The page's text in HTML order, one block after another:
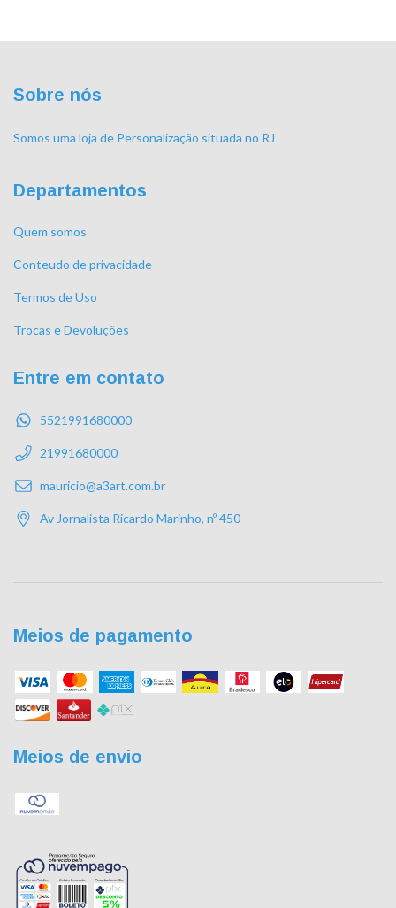
Sobre nós
Somos uma loja de Personalização situada no RJ
Departamentos
Quem somos
Conteudo de privacidade
Termos de Uso
Trocas e Devoluções
Entre em contato
5521991680000
21991680000
mauricio@a3art.com.br
Av Jornalista Ricardo Marinho, nº 450
Meios de pagamento
Meios de envio